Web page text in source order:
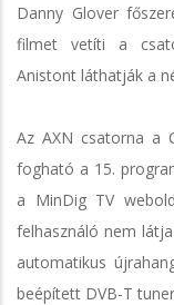
Danny Glover
filmet vetíti a
Anistont láthatják a
Az AXN csatorna a
fogható a 15.
a MinDig TV
felhasználó nem
automatikus
beépített DVB-T